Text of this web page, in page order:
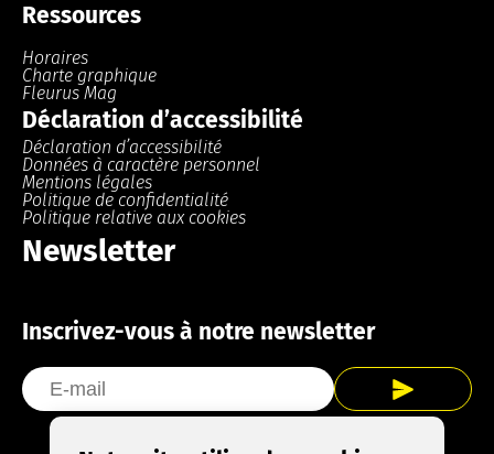
Ressources
Horaires
Charte graphique
Fleurus Mag
Déclaration d’accessibilité
Déclaration d’accessibilité
Données à caractère personnel
Mentions légales
Politique de confidentialité
Politique relative aux cookies
Newsletter
Inscrivez-vous à notre newsletter